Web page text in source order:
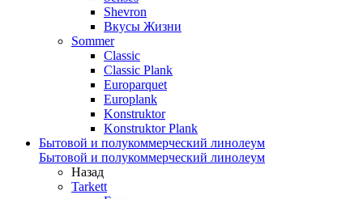
Shevron
Вкусы Жизни
Sommer
Classic
Classic Plank
Europarquet
Europlank
Konstruktor
Konstruktor Plank
Бытовой и полукоммерческий линолеум
Бытовой и полукоммерческий линолеум
Назад
Tarkett